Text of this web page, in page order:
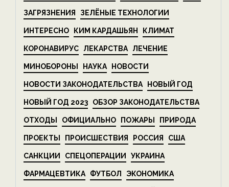
ЗАГРЯЗНЕНИЯ ЗЕЛЁНЫЕ ТЕХНОЛОГИИ
ИНТЕРЕСНО КИМ КАРДАШЬЯН КЛИМАТ
КОРОНАВИРУС ЛЕКАРСТВА ЛЕЧЕНИЕ
МИНОБОРОНЫ НАУКА НОВОСТИ
НОВОСТИ ЗАКОНОДАТЕЛЬСТВА НОВЫЙ ГОД
НОВЫЙ ГОД 2023 ОБЗОР ЗАКОНОДАТЕЛЬСТВА
ОТХОДЫ ОФИЦИАЛЬНО ПОЖАРЫ ПРИРОДА
ПРОЕКТЫ ПРОИСШЕСТВИЯ РОССИЯ США
САНКЦИИ СПЕЦОПЕРАЦИИ УКРАИНА
ФАРМАЦЕВТИКА ФУТБОЛ ЭКОНОМИКА